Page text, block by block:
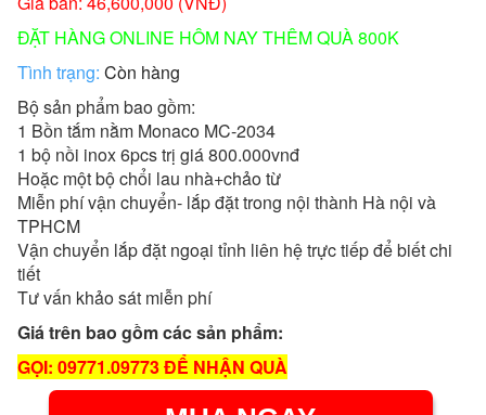
ĐẶT HÀNG ONLINE HÔM NAY THÊM QUÀ 800K
Tình trạng: Còn hàng
Bộ sản phẩm bao gồm:
1 Bồn tắm nằm Monaco MC-2034
1 bộ nồi inox 6pcs trị giá 800.000vnđ
Hoặc một bộ chổi lau nhà+chảo từ
Miễn phí vận chuyển- lắp đặt trong nội thành Hà nội và
TPHCM
Vận chuyển lắp đặt ngoại tỉnh liên hệ trực tiếp để biết chi
tiết
Tư vấn khảo sát miễn phí
Giá trên bao gồm các sản phẩm:
GỌI: 09771.09773 ĐỂ NHẬN QUÀ